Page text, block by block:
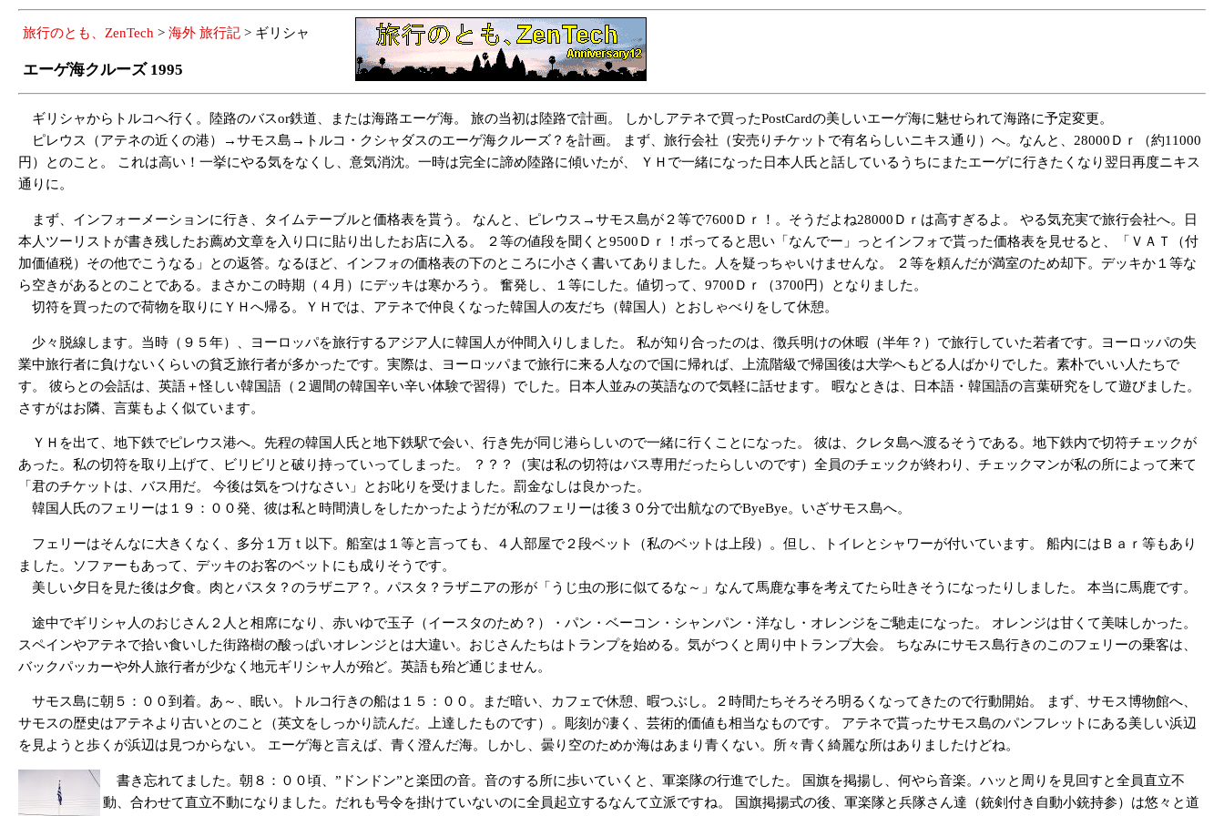
旅行のとも、ZenTech > 海外 旅行記 > ギリシャ
エーゲ海クルーズ 1995
ギリシャからトルコへ行く。陸路のバスor鉄道、または海路エーゲ海。 旅の当初は陸路で計画。 しかしアテネで買ったPostCardの美しいエーゲ海に魅せられて海路に予定変更。
ピレウス（アテネの近くの港）→サモス島→トルコ・クシャダスのエーゲ海クルーズ？を計画。 まず、旅行会社（安売りチケットで有名らしいニキス通り）へ。なんと、28000Ｄｒ（約11000
円）とのこと。 これは高い！一挙にやる気をなくし、意気消沈。一時は完全に諦め陸路に傾いたが、 ＹＨで一緒になった日本人氏と話しているうちにまたエーゲに行きたくなり翌日再度ニキス
通りに。
まず、インフォーメーションに行き、タイムテーブルと価格表を貰う。 なんと、ピレウス→サモス島が２等で7600Ｄｒ！。そうだよね28000Ｄｒは高すぎるよ。 やる気充実で旅行会社へ。日
本人ツーリストが書き残したお薦め文章を入り口に貼り出したお店に入る。 ２等の値段を聞くと9500Ｄｒ！ボってると思い「なんでー」っとインフォで貰った価格表を見せると、「ＶＡＴ（付
加価値税）その他でこうなる」との返答。なるほど、インフォの価格表の下のところに小さく書いてありました。人を疑っちゃいけませんな。 ２等を頼んだが満室のため却下。デッキか１等な
ら空きがあるとのことである。まさかこの時期（４月）にデッキは寒かろう。 奮発し、１等にした。値切って、9700Ｄｒ（3700円）となりました。
切符を買ったので荷物を取りにＹＨへ帰る。ＹＨでは、アテネで仲良くなった韓国人の友だち（韓国人）とおしゃべりをして休憩。
少々脱線します。当時（９５年）、ヨーロッパを旅行するアジア人に韓国人が仲間入りしました。 私が知り合ったのは、徴兵明けの休暇（半年？）で旅行していた若者です。ヨーロッパの失
業中旅行者に負けないくらいの貧乏旅行者が多かったです。実際は、ヨーロッパまで旅行に来る人なので国に帰れば、上流階級で帰国後は大学へもどる人ばかりでした。素朴でいい人たちで
す。 彼らとの会話は、英語＋怪しい韓国語（２週間の韓国辛い辛い体験で習得）でした。日本人並みの英語なので気軽に話せます。 暇なときは、日本語・韓国語の言葉研究をして遊びました。
さすがはお隣、言葉もよく似ています。
ＹＨを出て、地下鉄でピレウス港へ。先程の韓国人氏と地下鉄駅で会い、行き先が同じ港らしいので一緒に行くことになった。 彼は、クレタ島へ渡るそうである。地下鉄内で切符チェックが
あった。私の切符を取り上げて、ビリビリと破り持っていってしまった。 ？？？（実は私の切符はバス専用だったらしいのです）全員のチェックが終わり、チェックマンが私の所によって来て
「君のチケットは、バス用だ。 今後は気をつけなさい」とお叱りを受けました。罰金なしは良かった。
韓国人氏のフェリーは１９：００発、彼は私と時間潰しをしたかったようだが私のフェリーは後３０分で出航なのでByeBye。いざサモス島へ。
フェリーはそんなに大きくなく、多分１万ｔ以下。船室は１等と言っても、４人部屋で２段ベット（私のベットは上段）。但し、トイレとシャワーが付いています。 船内にはＢａｒ等もあり
ました。ソファーもあって、デッキのお客のベットにも成りそうです。
美しい夕日を見た後は夕食。肉とパスタ？のラザニア？。パスタ？ラザニアの形が「うじ虫の形に似てるな～」なんて馬鹿な事を考えてたら吐きそうになったりしました。 本当に馬鹿です。
途中でギリシャ人のおじさん２人と相席になり、赤いゆで玉子（イースタのため？）・パン・ベーコン・シャンパン・洋なし・オレンジをご馳走になった。 オレンジは甘くて美味しかった。
スペインやアテネで拾い食いした街路樹の酸っぱいオレンジとは大違い。おじさんたちはトランプを始める。気がつくと周り中トランプ大会。 ちなみにサモス島行きのこのフェリーの乗客は、
バックパッカーや外人旅行者が少なく地元ギリシャ人が殆ど。英語も殆ど通じません。
サモス島に朝５：００到着。あ～、眠い。トルコ行きの船は１５：００。まだ暗い、カフェで休憩、暇つぶし。２時間たちそろそろ明るくなってきたので行動開始。 まず、サモス博物館へ、
サモスの歴史はアテネより古いとのこと（英文をしっかり読んだ。上達したものです）。彫刻が凄く、芸術的価値も相当なものです。 アテネで貰ったサモス島のパンフレットにある美しい浜辺
を見ようと歩くが浜辺は見つからない。 エーゲ海と言えば、青く澄んだ海。しかし、曇り空のためか海はあまり青くない。所々青く綺麗な所はありましたけどね。
書き忘れてました。朝８：００頃、”ドンドン”と楽団の音。音のする所に歩いていくと、軍楽隊の行進でした。 国旗を掲揚し、何やら音楽。ハッと周りを見回すと全員直立不
動、合わせて直立不動になりました。だれも号令を掛けていないのに全員起立するなんて立派ですね。 国旗掲揚式の後、軍楽隊と兵隊さん達（銃剣付き自動小銃持参）は悠々と道